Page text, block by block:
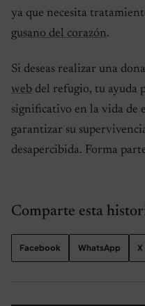
ya que necesita
gusano del corazón.
Si deseas realizar una
web del refugio, tu ayuda
significativo en la vida de
garantizar su
desapercibida. Forma
Comparte esta
Facebook WhatsApp X